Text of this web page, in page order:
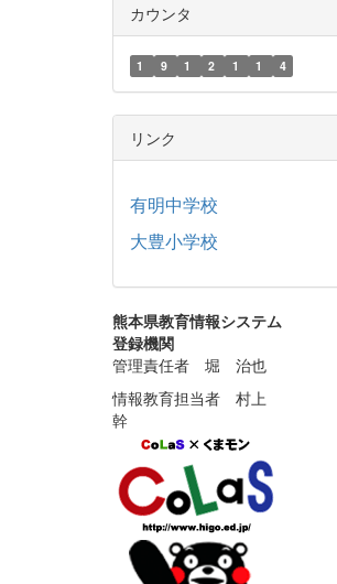
カウンタ
1 9 1 2 1 1 4
リンク
有明中学校
大豊小学校
熊本県教育情報システム
登録機関
管理責任者 堀 治也
情報教育担当者 村上
幹